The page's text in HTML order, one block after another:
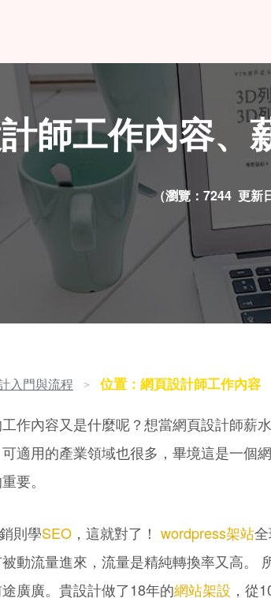
師工作內容、
（瀏覽：7244 更新
入門與流程 ＞ 位置：網頁設計師工作內容
作內容又是什麼呢？想當網頁設計師薪
適用的產業領域也很多，畢境這是一個
要。
則學SEO ，這就對了！ wordpress架站
動流量進來，流量是精純轉換率又高。
廣廣。貴設計做了18年的網站架設 ，從